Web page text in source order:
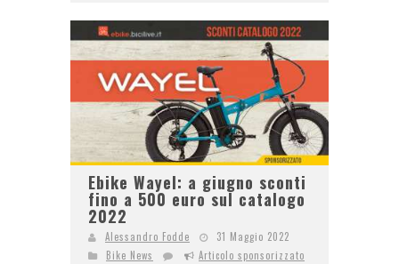
Ebike Wayel: a giugno sconti
fino a 500 euro sul catalogo
2022
Alessandro Fodde
31 Maggio 2022
Bike News
Articolo sponsorizzato